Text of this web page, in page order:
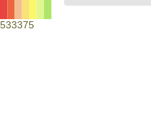
533375